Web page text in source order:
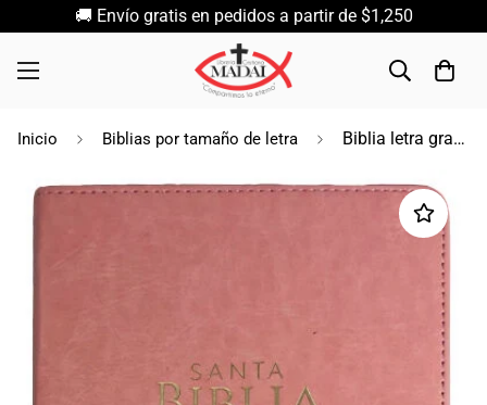
🚚 Envío gratis en pedidos a partir de $1,250
Inicio Biblias por tamaño de letra Biblia letra grande rosa RV1960